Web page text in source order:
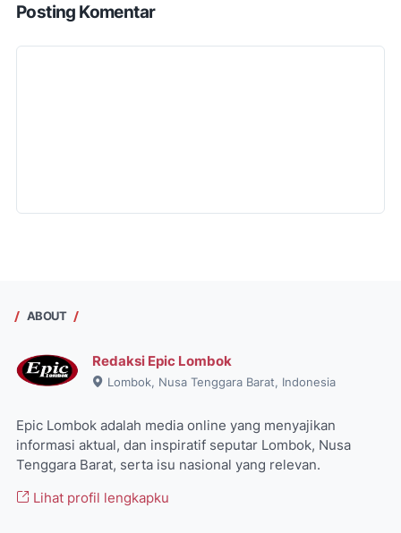
Posting Komentar
ABOUT
Redaksi Epic Lombok
Lombok, Nusa Tenggara Barat, Indonesia
Epic Lombok adalah media online yang menyajikan
informasi aktual, dan inspiratif seputar Lombok, Nusa
Tenggara Barat, serta isu nasional yang relevan.
Lihat profil lengkapku